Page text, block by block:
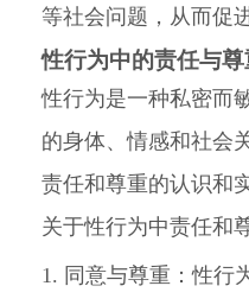
等社会问题，从而促
性行为中的责任与尊
性行为是一种私密而
的身体、情感和社会
责任和尊重的认识和
关于性行为中责任和
1. 同意与尊重：性行